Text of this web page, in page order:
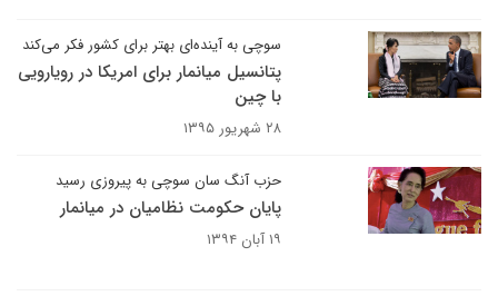
سوچی به آینده‌ای بهتر برای کشور فکر می‌کند
پتانسیل میانمار برای امریکا در رویارویی
با چین
۲۸ شهریور ۱۳۹۵
حزب آنگ سان سوچی به پیروزی رسید
پایان حکومت نظامیان در میانمار
۱۹ آبان ۱۳۹۴